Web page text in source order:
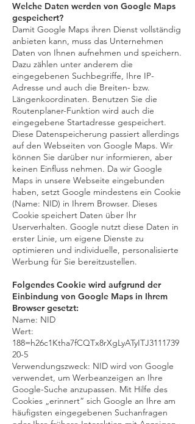
Welche Daten werden von Google Maps
gespeichert?
Damit Google Maps ihren Dienst vollständig
anbieten kann, muss das Unternehmen
Daten von Ihnen aufnehmen und speichern.
Dazu zählen unter anderem die
eingegebenen Suchbegriffe, Ihre IP-
Adresse und auch die Breiten- bzw.
Längenkoordinaten. Benutzen Sie die
Routenplaner-Funktion wird auch die
eingegebene Startadresse gespeichert.
Diese Datenspeicherung passiert allerdings
auf den Webseiten von Google Maps. Wir
können Sie darüber nur informieren, aber
keinen Einfluss nehmen. Da wir Google
Maps in unsere Webseite eingebunden
haben, setzt Google mindestens ein Cookie
(Name: NID) in Ihrem Browser. Dieses
Cookie speichert Daten über Ihr
Userverhalten. Google nutzt diese Daten in
erster Linie, um eigene Dienste zu
optimieren und individuelle, personalisierte
Werbung für Sie bereitzustellen.
Folgendes Cookie wird aufgrund der
Einbindung von Google Maps in Ihrem
Browser gesetzt:
Name: NID
Wert:
188=h26c1Ktha7fCQTx8rXgLyATyITJ3111739
20-5
Verwendungszweck: NID wird von Google
verwendet, um Werbeanzeigen an Ihre
Google-Suche anzupassen. Mit Hilfe des
Cookies „erinnert“ sich Google an Ihre am
häufigsten eingegebenen Suchanfragen